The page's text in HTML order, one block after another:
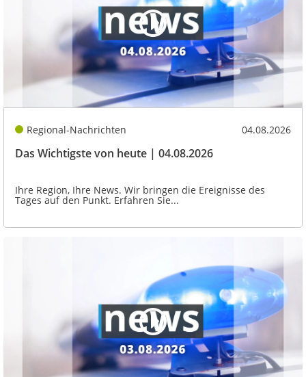
Regional-Nachrichten 04.08.2026
Das Wichtigste von heute | 04.08.2026
Ihre Region, Ihre News. Wir bringen die Ereignisse des
Tages auf den Punkt. Erfahren Sie...